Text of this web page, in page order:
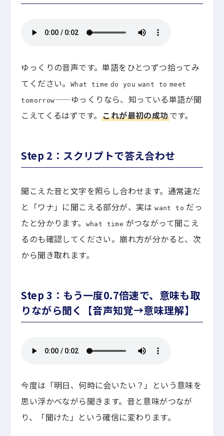
ゆっくりの音声です。単語をひとつずつ拾ってみ
てください。
What time do you want to meet
tomorrow——ゆっくりなら、知っている単語が聞
こえてくるはずです。これが最初の成功です。
Step 2：スクリプトで答え合わせ
聞こえた音と文字を照らし合わせます。通常速だ
と「ワナ」に聞こえる部分が、実はwant to だっ
たと分かります。
what time がつながって聞こえ
るのも確認してください。崩れ方が分かると、次
から聞き取れます。
Step 3：もう一度0.7倍速で、意味も取
りながら聞く【音声知覚→意味理解】
今度は「明日、何時に会いたい？」という意味を
思い浮かべながら聞きます。音と意味がつなが
り、「聞けた」という確信に変わります。